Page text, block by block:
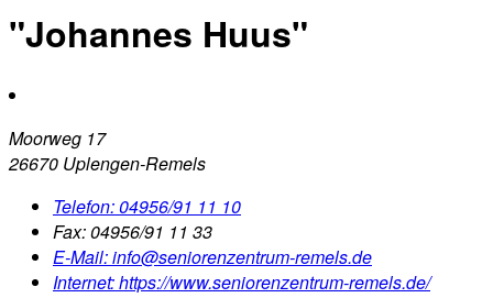
"Johannes Huus"
Moorweg 17
26670 Uplengen-Remels
Telefon:04956/91 11 10
Fax:04956/91 11 33
E-Mail:info@seniorenzentrum-remels.de
Internet:https://www.seniorenzentrum-remels.de/